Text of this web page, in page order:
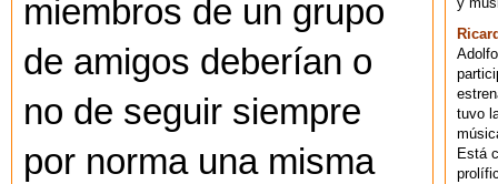
miembros de un grupo
de amigos deberían o
no de seguir siempre
por norma una misma
tuvo
Está